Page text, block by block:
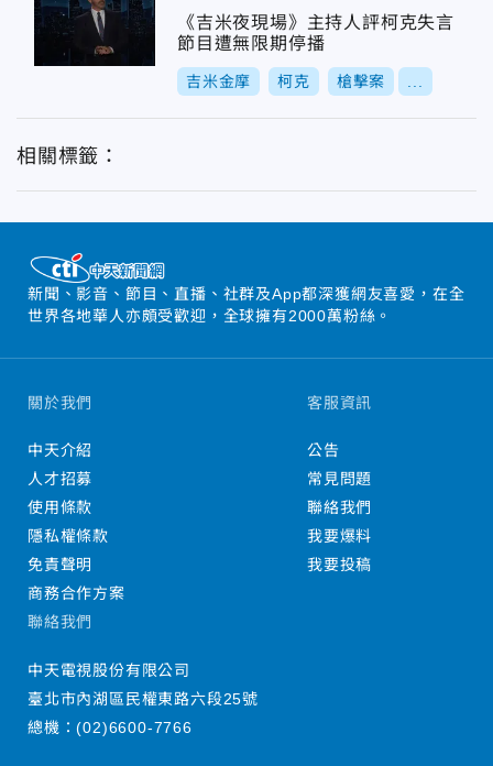
《吉米夜現場》主持人評柯克失言
節目遭無限期停播
吉米金摩 柯克 槍擊案
相關標籤：
新聞、影音、節目、直播、社群及App都深獲網友喜愛，在全
世界各地華人亦頗受歡迎，全球擁有2000萬粉絲。
關於我們
中天介紹
人才招募
使用條款
隱私權條款
免責聲明
商務合作方案
客服資訊
公告
常見問題
聯絡我們
我要爆料
我要投稿
聯絡我們
中天電視股份有限公司
臺北市內湖區民權東路六段25號
總機：(02)6600-7766